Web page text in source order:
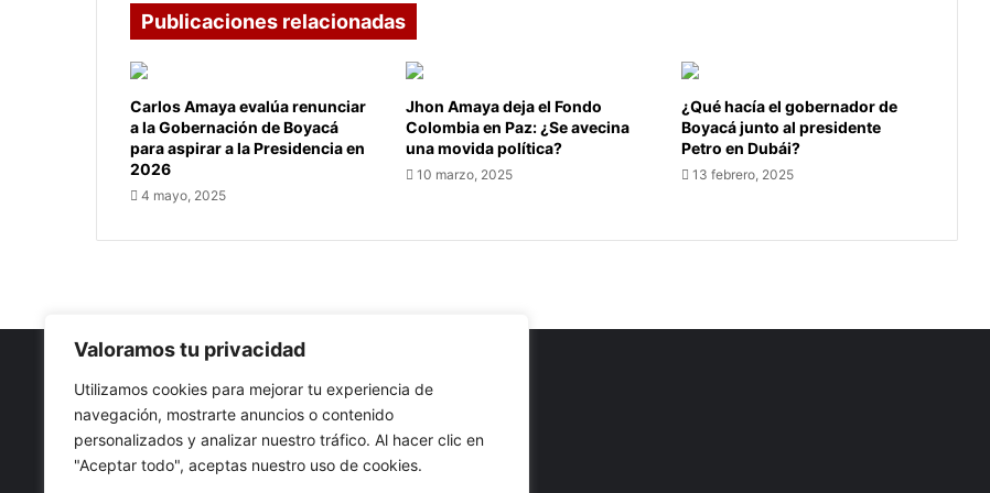
Valoramos tu privacidad
Utilizamos cookies para mejorar tu experiencia de
navegación, mostrarte anuncios o contenido
personalizados y analizar nuestro tráfico. Al hacer clic en
"Aceptar todo", aceptas nuestro uso de cookies.
Publicaciones relacionadas
Carlos Amaya evalúa renunciar
a la Gobernación de Boyacá
para aspirar a la Presidencia en
2026
4 mayo, 2025
Jhon Amaya deja el Fondo
Colombia en Paz: ¿Se avecina
una movida política?
10 marzo, 2025
¿Qué hacía el gobernador de
Boyacá junto al presidente
Petro en Dubái?
13 febrero, 2025
Nuestro propósito: Compartir opinión, actualidad y noticias
con la mejor calidad y sin censura.